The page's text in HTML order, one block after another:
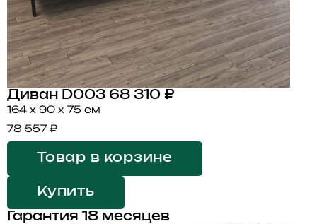
Диван D003 68 310 ₽
164 x 90 x 75 см
78 557 ₽
Товар в корзине
Купить
Гарантия 18 месяцев